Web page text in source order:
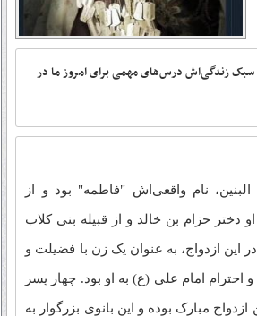
سبک زندگی‌اش درس‌های مهمی برای امروز ما در
نام واقعی‌اش "فاطمه" بود و از
دختر حزام بن خالد و از قبیله بنی کلاب
این ازدواج، به عنوان یک زن با فضیلت و
امام علی (ع) به او بود. چهار پسر
مبارک بوده و این بانوی بزرگوار به